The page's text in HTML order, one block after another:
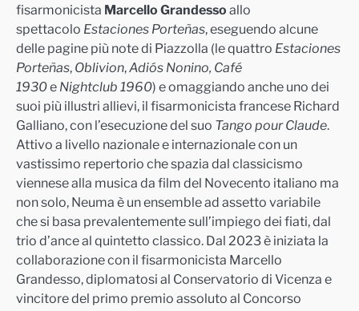
fisarmonicista Marcello Grandesso allo
spettacolo Estaciones Porteñas, eseguendo alcune
delle pagine più note di Piazzolla (le quattro Estaciones
Porteñas, Oblivion,Adiós Nonino, Café
1930e Nightclub 1960) e omaggiando anche uno dei
suoi più illustri allievi, il fisarmonicista francese Richard
Galliano, con l’esecuzione del suo Tango pour Claude.
Attivo a livello nazionale e internazionale con un
vastissimo repertorio che spazia dal classicismo
viennese alla musica da film del Novecento italiano ma
non solo, Neuma è un ensemble ad assetto variabile
che si basa prevalentemente sull’impiego dei fiati, dal
trio d’ance al quintetto classico. Dal 2023 è iniziata la
collaborazione con il fisarmonicista Marcello
Grandesso, diplomatosi al Conservatorio di Vicenza e
vincitore del primo premio assoluto al Concorso